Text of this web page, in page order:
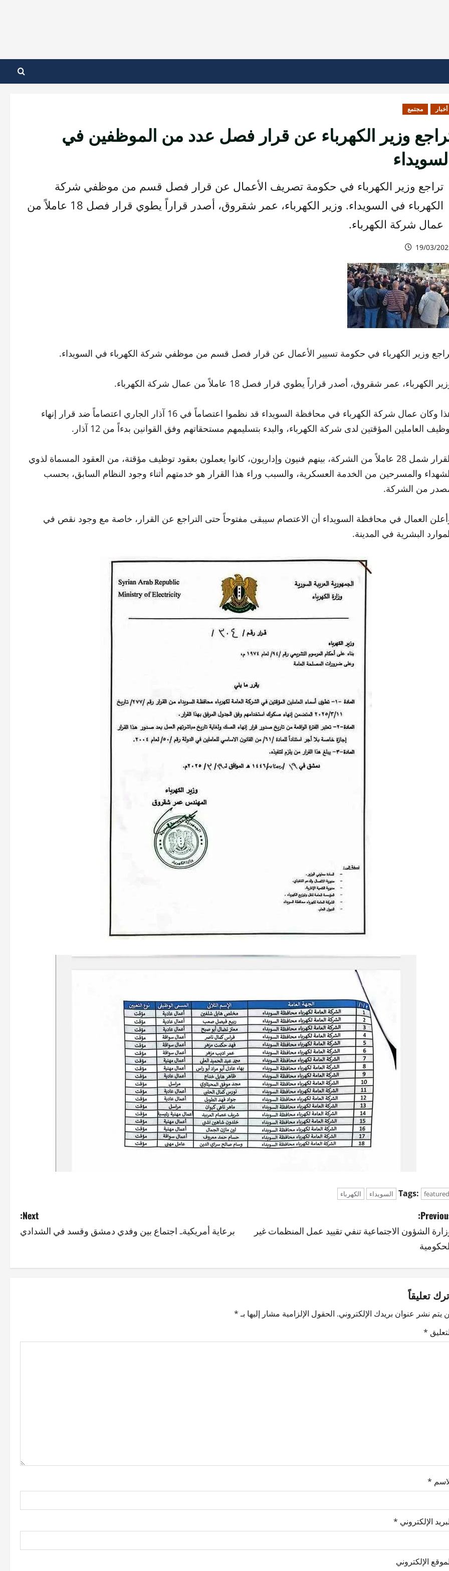
أخبار مجتمع
وزير الكهرباء عن قرار فصل عدد من الموظفين في
تراجع وزير الكهرباء في حكومة تصريف الأعمال عن قرار فصل قسم من موظفي شركة
الكهرباء في السويداء. وزير الكهرباء، عمر شقروق، أصدر قراراً يطوي قرار فصل 18 عاملاً من
عمال شركة الكهرباء.
19/03/
وزير الكهرباء في حكومة تسيير الأعمال عن قرار فصل قسم من موظفي شركة الكهرباء في السويداء.
الكهرباء، عمر شقروق، أصدر قراراً يطوي قرار فصل 18 عاملاً من عمال شركة الكهرباء.
هذا وكان عمال شركة الكهرباء في محافظة السويداء قد نظموا اعتصاماً في 16 آذار الجاري اعتصاماً ضد قرار إنهاء
العاملين المؤقتين لدى شركة الكهرباء، والبدء بتسليمهم مستحقاتهم وفق القوانين بدءاً من 12 آذار.
القرار شمل 28 عاملاً من الشركة، بينهم فنيون وإداريون، كانوا يعملون بعقود توظيف مؤقتة، من العقود المسماة لذوي
والمسرحين من الخدمة العسكرية، والسبب وراء هذا القرار هو خدمتهم أثناء وجود النظام السابق، بحسب
من الشركة.
العمال في محافظة السويداء أن الاعتصام سيبقى مفتوحاً حتى التراجع عن القرار، خاصة مع وجود نقص في
البشرية في المدينة.
Tags: featured السويداء الكهرباء
الشؤون الاجتماعية تنفي تقييد عمل المنظمات غير
Next:
برعاية أمريكية.. اجتماع بين وفدي دمشق وقسد في الشدادي
تعليقاً
يتم نشر عنوان بريدك الإلكتروني. الحقول الإلزامية مشار إليها بـ*
*
*
الإلكتروني *
الإلكتروني